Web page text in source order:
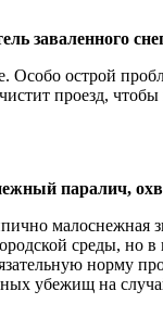
заваленного
острой
проезд,
паралич,
среды,
норму
убежищ на